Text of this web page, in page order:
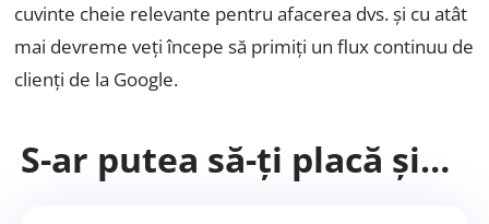
cuvinte cheie relevante pentru afacerea dvs. și cu atât
mai devreme veți începe să primiți un flux continuu de
clienți de la Google.
S-ar putea să-ți placă și…